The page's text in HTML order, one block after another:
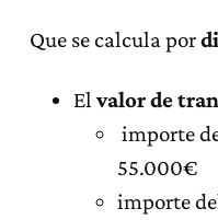
Que se calcula por
Elvalor de
importe
55.000€
importe